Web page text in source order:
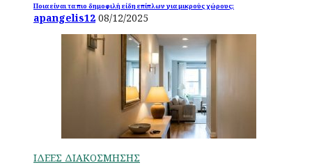
Ποια είναι τα πιο δημοφιλή είδη επίπλων για μικρούς χώρους;
apangelis12 08/12/2025
ΙΔΕΕΣ ΔΙΑΚΟΣΜΗΣΗΣ